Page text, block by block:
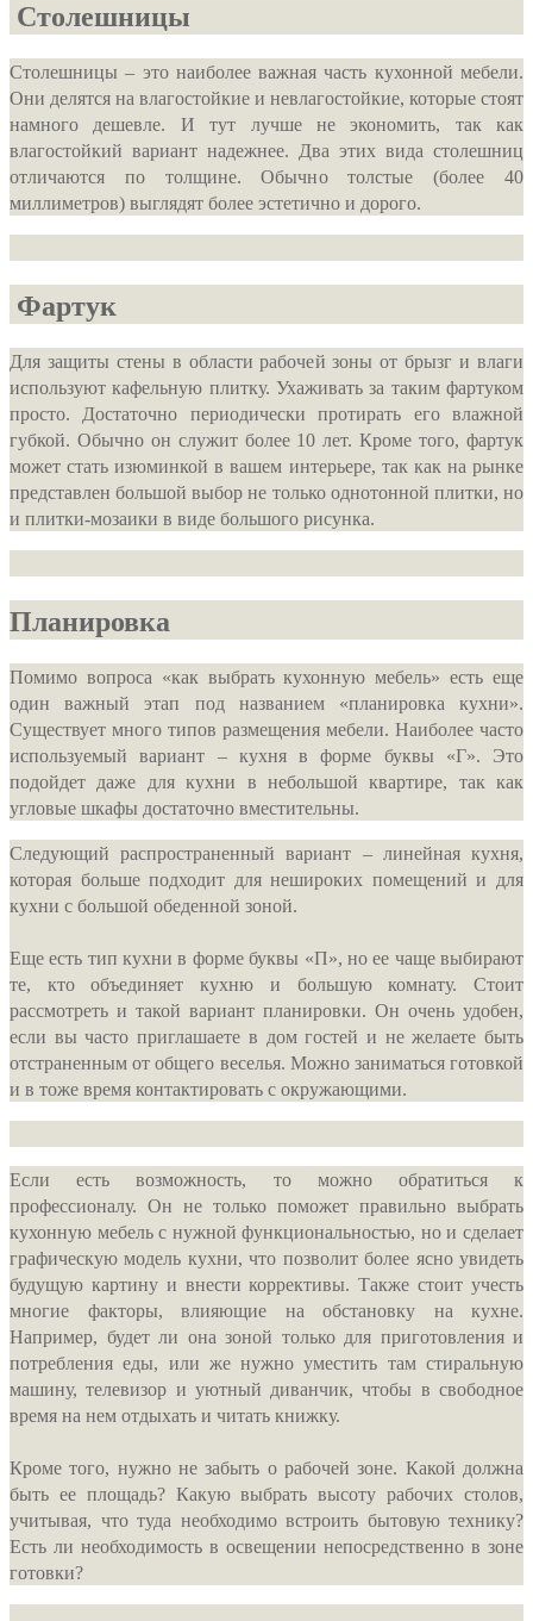
Столешницы
Столешницы – это наиболее важная часть кухонной мебели.
Они делятся на влагостойкие и невлагостойкие, которые стоят
намного дешевле. И тут лучше не экономить, так как
влагостойкий вариант надежнее. Два этих вида столешниц
отличаются по толщине. Обычно толстые (более 40
миллиметров) выглядят более эстетично и дорого.
Фартук
Для защиты стены в области рабочей зоны от брызг и влаги
используют кафельную плитку. Ухаживать за таким фартуком
просто. Достаточно периодически протирать его влажной
губкой. Обычно он служит более 10 лет. Кроме того, фартук
может стать изюминкой в вашем интерьере, так как на рынке
представлен большой выбор не только однотонной плитки, но
и плитки-мозаики в виде большого рисунка.
Планировка
Помимо вопроса «как выбрать кухонную мебель» есть еще
один важный этап под названием «планировка кухни».
Существует много типов размещения мебели. Наиболее часто
используемый вариант – кухня в форме буквы «Г». Это
подойдет даже для кухни в небольшой квартире, так как
угловые шкафы достаточно вместительны.
Следующий распространенный вариант – линейная кухня,
которая больше подходит для нешироких помещений и для
кухни с большой обеденной зоной.
Еще есть тип кухни в форме буквы «П», но ее чаще выбирают
те, кто объединяет кухню и большую комнату. Стоит
рассмотреть и такой вариант планировки. Он очень удобен,
если вы часто приглашаете в дом гостей и не желаете быть
отстраненным от общего веселья. Можно заниматься готовкой
и в тоже время контактировать с окружающими.
Если есть возможность, то можно обратиться к
профессионалу. Он не только поможет правильно выбрать
кухонную мебель с нужной функциональностью, но и сделает
графическую модель кухни, что позволит более ясно увидеть
будущую картину и внести коррективы. Также стоит учесть
многие факторы, влияющие на обстановку на кухне.
Например, будет ли она зоной только для приготовления и
потребления еды, или же нужно уместить там стиральную
машину, телевизор и уютный диванчик, чтобы в свободное
время на нем отдыхать и читать книжку.
Кроме того, нужно не забыть о рабочей зоне. Какой должна
быть ее площадь? Какую выбрать высоту рабочих столов,
учитывая, что туда необходимо встроить бытовую технику?
Есть ли необходимость в освещении непосредственно в зоне
готовки?